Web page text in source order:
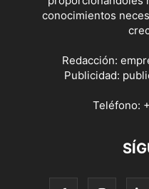
conocimientos
Redacción:
Publicidad:
Teléfono: